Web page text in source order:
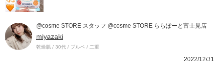
@cosme STORE スタッフ @cosme STORE ららぽーと富士見店
miyazaki
乾燥肌 / 30代 / ブルベ / 二重
2022/12/31